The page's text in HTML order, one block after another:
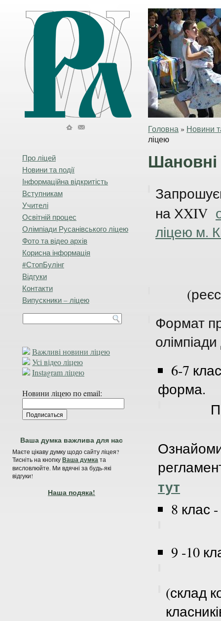
Головна » Новини
ліцею
Про ліцей
Новини та події
Інформаційна відкритість
Вступникам
Учителі
Освітній процес
Олімпіади Русанівського ліцею
Фото та відео архів
Корисна інформація
#СтопБулінг
Відгуки
Контакти
Випускники – ліцею
Важливі новини ліцею
Усі відео ліцею
Instagram ліцею
Новини ліцею по email:
Ваша думка важлива для нас
Маєте цікаву думку щодо сайту ліцея?
Тисніть на кнопкуВаша думката
висловлюйте. Ми вдячні за будь-які
відгуки!
Наша подяка!
Шановні
на ХXIV
ліцею м.
Формат
6-7
форма.
тут
8 клас
9 -10
(склад